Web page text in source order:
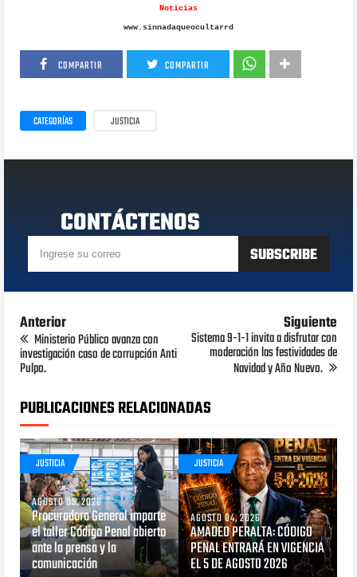
Noticias
www.sinnadaqueocultarrd
COMPARTIR COMPARTIR
CATEGORÍAS JUSTICIA
CONTÁCTENOS
Anterior
Ministerio Público avanza con
investigación caso de corrupción Anti
Pulpo.
Siguiente
Sistema 9-1-1 invita a disfrutar con
moderación las festividades de
Navidad y Año Nuevo.
PUBLICACIONES RELACIONADAS
JUSTICIA
AGOSTO 05, 2026
Procuradora General imparte
el taller Código Penal abierto
ante la prensa y la
comunicación
JUSTICIA
AGOSTO 04, 2026
AMADEO PERALTA: CÓDIGO
PENAL ENTRARÁ EN VIGENCIA
EL 5 DE AGOSTO 2026